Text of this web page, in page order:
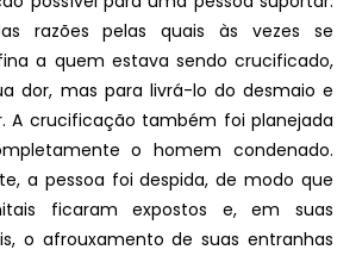
razões pelas quais às vezes se
a quem estava sendo crucificado,
dor, mas para livrá-lo do desmaio e
A crucificação também foi planejada
o homem condenado.
a pessoa foi despida, de modo que
ficaram expostos e, em suas
o afrouxamento de suas entranhas